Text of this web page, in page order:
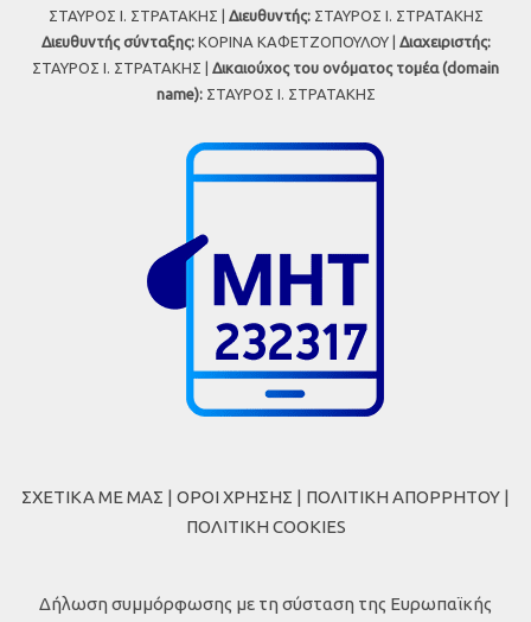
ΣΤΑΥΡΟΣ Ι. ΣΤΡΑΤΑΚΗΣ | Διευθυντής:ΣΤΑΥΡΟΣ Ι. ΣΤΡΑΤΑΚΗΣ
Διευθυντής σύνταξης:ΚΟΡΙΝΑ ΚΑΦΕΤΖΟΠΟΥΛΟΥ | Διαχειριστής:
ΣΤΑΥΡΟΣ Ι. ΣΤΡΑΤΑΚΗΣ | Δικαιούχος του ονόματος τομέα (domain
name):ΣΤΑΥΡΟΣ Ι. ΣΤΡΑΤΑΚΗΣ
ΣΧΕΤΙΚΑ ΜΕ ΜΑΣ | ΟΡΟΙ ΧΡΗΣΗΣ | ΠΟΛΙΤΙΚΗ ΑΠΟΡΡΗΤΟΥ |
ΠΟΛΙΤΙΚΗ COOKIES
Δήλωση συμμόρφωσης με τη σύσταση της Ευρωπαϊκής